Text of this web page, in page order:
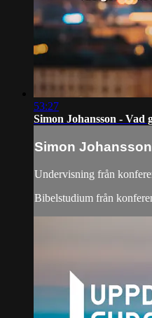
53:27
Simon Johansson - Vad
Simon
Undervisning från
Bibelstudium från